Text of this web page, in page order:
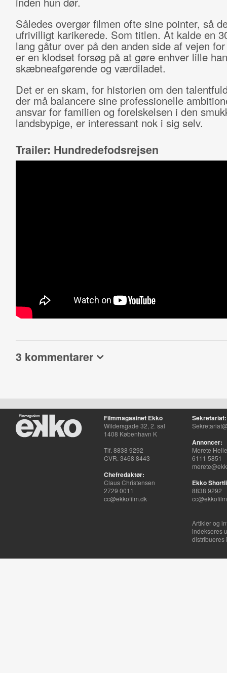
Således overgør filmen ofte sine pointer, så
ufrivilligt karikerede. Som titlen. At kalde en
lang gåtur over på den anden side af vejen
er en klodset forsøg på at gøre enhver lille
skæbneafgørende og værdiladet.
Det er en skam, for historien om den
der må balancere sine professionelle
ansvar for familien og forelskelsen i den
landsbypige, er interessant nok i sig selv.
Trailer: Hundredefodsrejsen
3 kommentarer
Filmmagasinet Ekko
Wildersgade 32, 2. sal
1408 København K
Tlf. 8838 9292
CVR. 3468 8443
Chefredaktør:
Claus Christensen
2729 0011
cc@ekkofilm.dk
Sekretariat:
Annoncer:
Merete
6111 5851
Ekko
8838 9292
Artikler og
indekseres
distribueres